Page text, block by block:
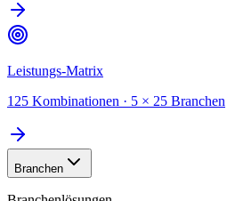
Leistungs-Matrix
125 Kombinationen · 5 × 25 Branchen
Branchen